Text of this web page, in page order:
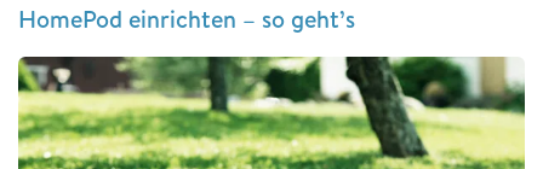
HomePod einrichten – so geht’s